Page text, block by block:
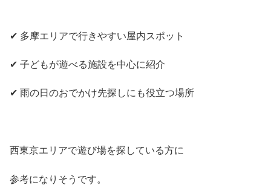
✔ 多摩エリアで行きやすい屋内スポット
✔ 子どもが遊べる施設を中心に紹介
✔ 雨の日のおでかけ先探しにも役立つ場所
西東京エリアで遊び場を探している方に
参考になりそうです。